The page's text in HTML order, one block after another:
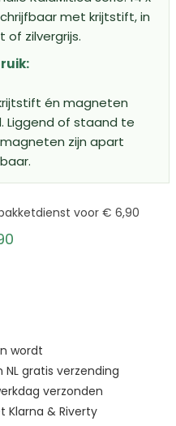
met krijtstift, in
of zilvergrijs.
én magneten
Liggend of staand te
zijn apart
voor € 6,90
wordt
gratis verzending
verzonden
& Riverty